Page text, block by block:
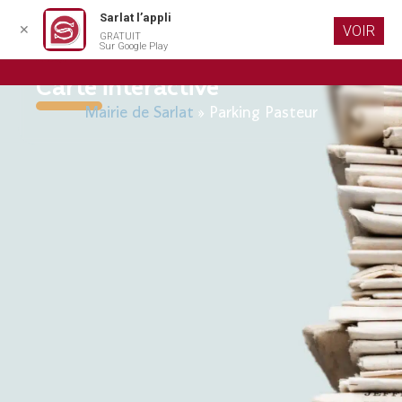
contenu
Carte interactive
Mairie de Sarlat » Parking Pasteur
✕
Sarlat l’appli
GRATUIT
Sur Google Play
VOIR